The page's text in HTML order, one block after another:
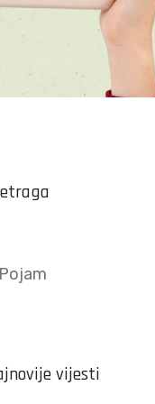
vijesti